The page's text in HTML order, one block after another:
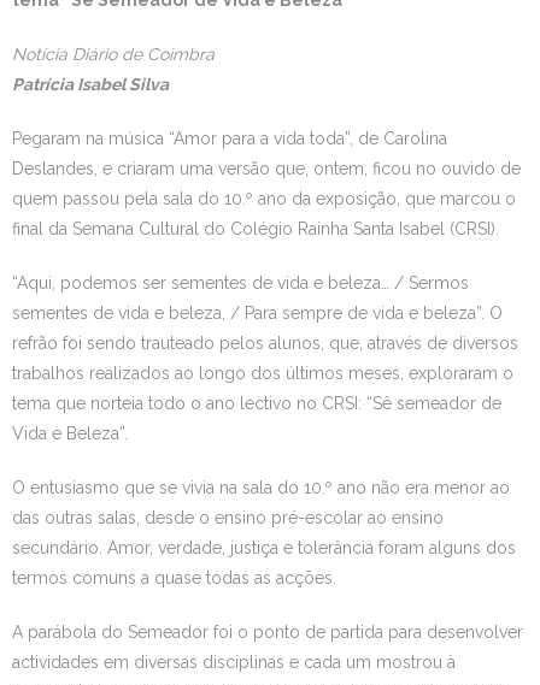
Contactos
Notícia Diário de Coimbra
Patrícia Isabel Silva
Pegaram na música “Amor para a vida toda”, de Carolina
Deslandes, e criaram uma versão que, ontem, ficou no ouvido de
quem passou pela sala do 10.º ano da exposição, que marcou o
final da Semana Cultural do Colégio Rainha Santa Isabel (CRSI).
“Aqui, podemos ser sementes de vida e beleza… / Sermos
sementes de vida e beleza, / Para sempre de vida e beleza”. O
refrão foi sendo trauteado pelos alunos, que, através de diversos
trabalhos realizados ao longo dos últimos meses, exploraram o
tema que norteia todo o ano lectivo no CRSI: “Sê semeador de
Vida e Beleza”.
O entusiasmo que se vivia na sala do 10.º ano não era menor ao
das outras salas, desde o ensino pré-escolar ao ensino
secundário. Amor, verdade, justiça e tolerância foram alguns dos
termos comuns a quase todas as acções.
A parábola do Semeador foi o ponto de partida para desenvolver
actividades em diversas disciplinas e cada um mostrou à